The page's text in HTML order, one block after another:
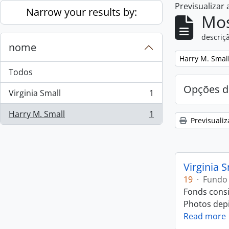
Skip to main content
Narrow your results by:
nome
Todos
Virginia Small
, 1 resultados
1
Harry M. Small
, 1 resultados 1
Previsualizar
Remove filter:
Harry M.
Opções
Virginia
19 · Fundo
Fonds
Photos
Read more